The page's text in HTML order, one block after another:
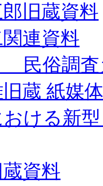
旧蔵資料
連資料
民俗調査
蔵 紙媒
おける新
資料